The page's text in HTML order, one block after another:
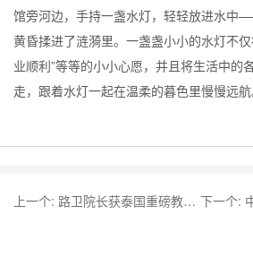
馆旁河边，手持一盏水灯，轻轻放进水中
黄昏揉进了涟漪里。一盏盏小小的水灯不仅
业顺利”等等的小小心愿，并且将生活中的
走，跟着水灯一起在温柔的暮色里慢慢远航
上一个: 路卫院长获泰国重磅教育奖项 下一个: 中